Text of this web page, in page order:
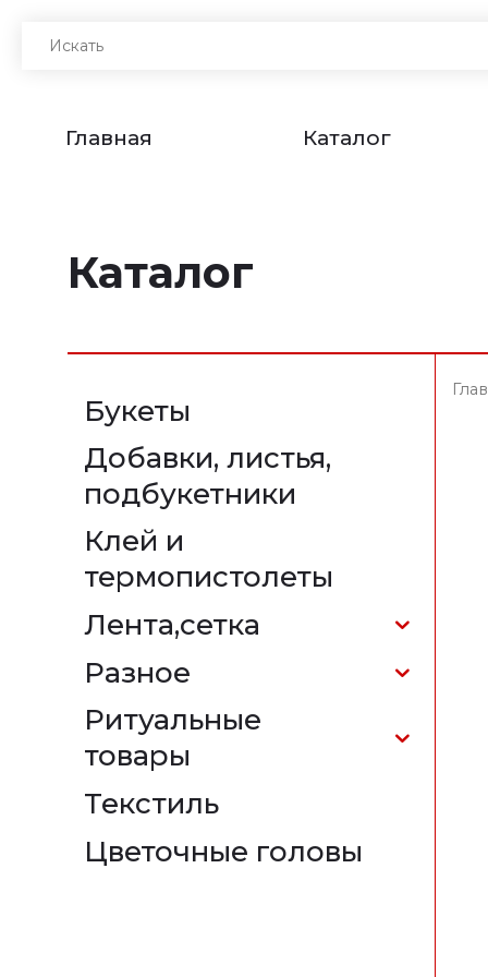
Главная Каталог
Каталог
Букеты
Добавки, листья,
подбукетники
Клей и
термопистолеты
Лента,сетка
Разное
Ритуальные
товары
Текстиль
Цветочные головы